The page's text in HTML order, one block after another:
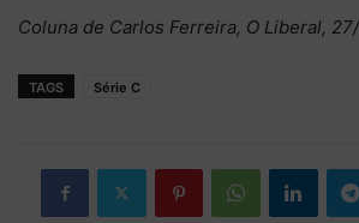
Coluna de Carlos Ferreira, O Liberal,
TAGS Série C